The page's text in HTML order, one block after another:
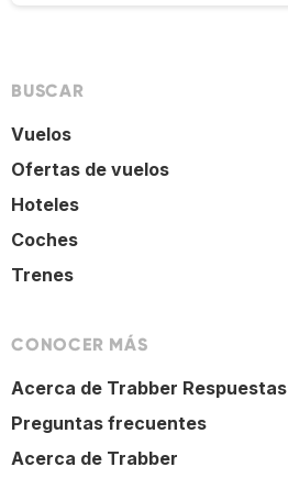
BUSCAR
Vuelos
Ofertas de vuelos
Hoteles
Coches
Trenes
CONOCER MÁS
Acerca de Trabber Respuestas
Preguntas frecuentes
Acerca de Trabber